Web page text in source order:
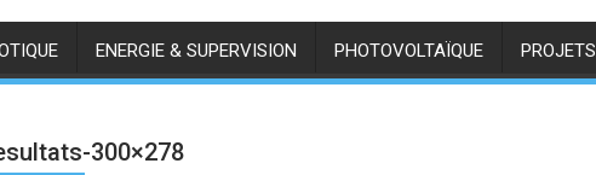
ENERGIE & SUPERVISION PHOTOVOLTAÏQUE PROJETS
300×278